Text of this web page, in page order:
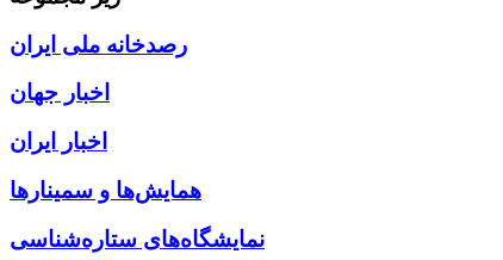
رصدخانه ملی ایران
اخبار جهان
اخبار ایران
همایش‌ها و سمینارها
نمایشگاه‌های ستاره‌شناسی